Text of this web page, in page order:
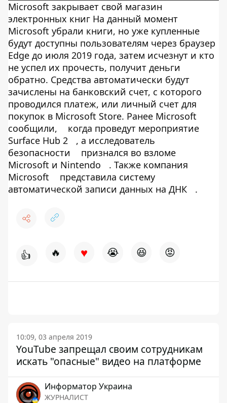
Microsoft закрывает свой магазин
электронных книг На данный момент
Microsoft убрали книги, но уже купленные
будут доступны пользователям через браузер
Edge до июля 2019 года, затем исчезнут и кто
не успел их прочесть, получит деньги
обратно. Средства автоматически будут
зачислены на банковский счет, с которого
проводился платеж, или личный счет для
покупок в Microsoft Store. Ранее Microsoft
сообщили,
когда проведут мероприятие
Surface Hub 2
, а исследователь
безопасности
признался во взломе
Microsoft и Nintendo
. Также компания
Microsoft
представила систему
автоматической записи данных на ДНК
.
👍 🔥 ♥ 😭 😆 😡
10:09, 03 апреля 2019
YouTube запрещал своим сотрудникам
искать "опасные" видео на платформе
Информатор Украина
ЖУРНАЛИСТ